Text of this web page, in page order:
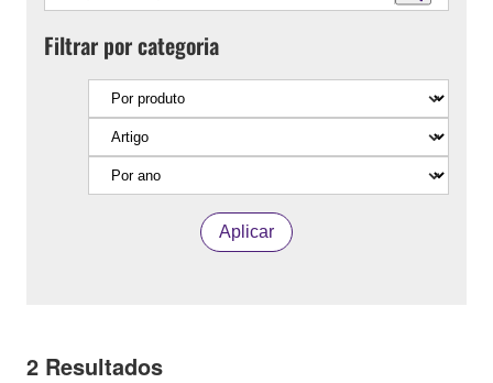
Filtrar por categoria
Aplicar
2 Resultados